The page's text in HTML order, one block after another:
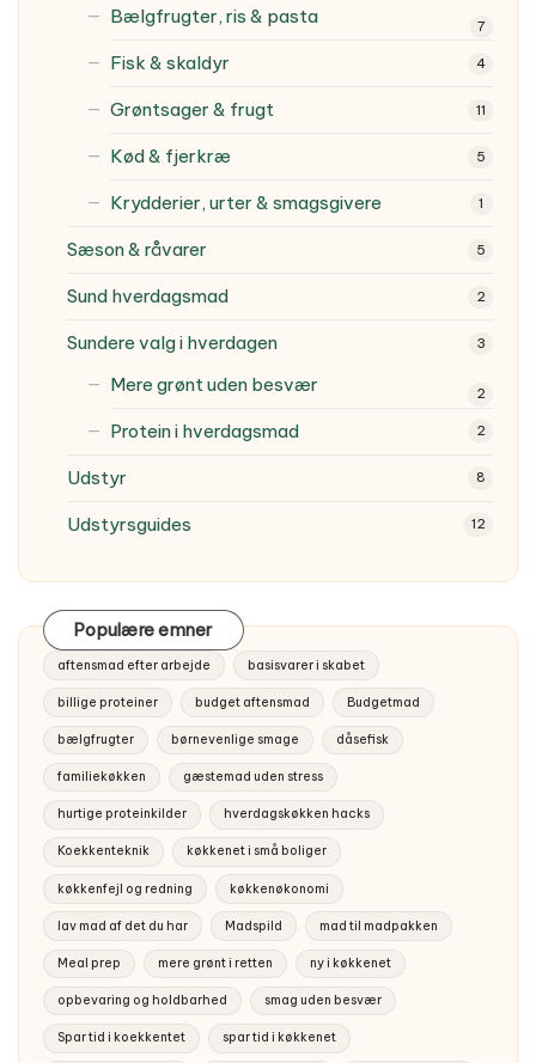
Bælgfrugter, ris & pasta 7
Fisk & skaldyr 4
Grøntsager & frugt 11
Kød & fjerkræ 5
Krydderier, urter & smagsgivere 1
Sæson & råvarer 5
Sund hverdagsmad 2
Sundere valg i hverdagen 3
Mere grønt uden besvær 2
Protein i hverdagsmad 2
Udstyr 8
Udstyrsguides 12
Populære emner
aftensmad efter arbejde basisvarer i skabet
billige proteiner budget aftensmad Budgetmad
bælgfrugter børnevenlige smage dåsefisk
familiekøkken gæstemad uden stress
hurtige proteinkilder hverdagskøkken hacks
Koekkenteknik køkkenet i små boliger
køkkenfejl og redning køkkenøkonomi
lav mad af det du har Madspild mad til madpakken
Meal prep mere grønt i retten ny i køkkenet
opbevaring og holdbarhed smag uden besvær
Spar tid i koekkentet spar tid i køkkenet